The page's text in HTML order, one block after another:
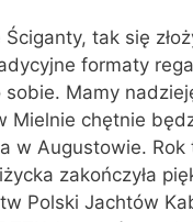
Ściganty, tak się
formaty
sobie. Mamy
Mielnie chętnie
w Augustowie.
zakończyła
Polski Jachtów